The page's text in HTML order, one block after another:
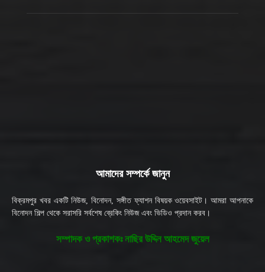
আমাদের সম্পর্কে জানুন
বিক্রমপুর খবর একটি নিউজ, বিনোদন, সঙ্গীত ফ্যাশন বিষয়ক ওয়েবসাইট। আমরা আপনাকে
বিনোদন শিল্প থেকে সরাসরি সর্বশেষ ব্রেকিং নিউজ এবং ভিডিও প্রদান করব।
সম্পাদক ও প্রকাশকঃ নাছির উদ্দিন আহমেদ জুয়েল